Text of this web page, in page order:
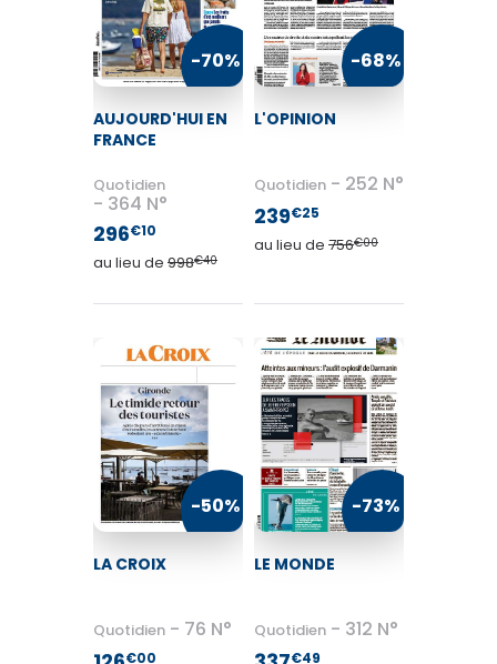
TV / Vie Pratique
Presse Professionnelle
Je l'éloigne des écrans
-70%
AUJOURD'HUI EN
FRANCE
Quotidien
364 N°
296€10
au lieu de 998€40
-68%
L'OPINION
Quotidien 252 N°
239€25
au lieu de 756€00
-50%
LA CROIX
Quotidien 76 N°
€00
-73%
LE MONDE
Quotidien 312 N°
€49
48
au lieu de 70